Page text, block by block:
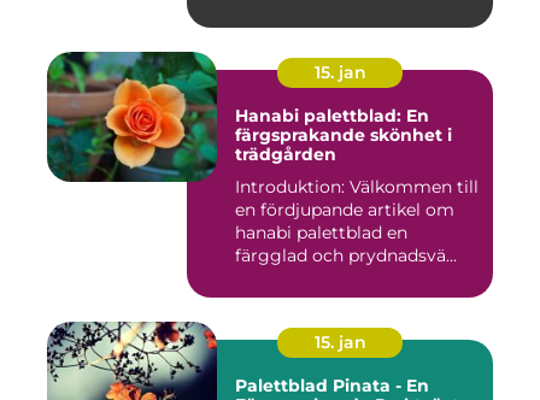
15. jan
Hanabi palettblad: En
färgsprakande skönhet i
trädgården
Introduktion: Välkommen till
en fördjupande artikel om
hanabi palettblad en
färgglad och prydnadsvä...
15. jan
Palettblad Pinata - En